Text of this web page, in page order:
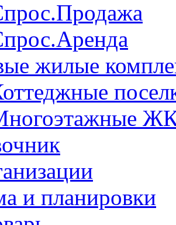
жилые
и планировки